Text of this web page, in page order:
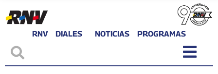
RNV DIALES NOTICIAS PROGRAMAS